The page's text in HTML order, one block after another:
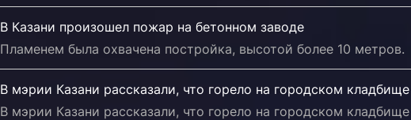
В Казани произошел пожар на бетонном заводе
Пламенем была охвачена постройка, высотой более 10 метров.
В мэрии Казани рассказали, что горело на городском кладбище
В мэрии Казани рассказали, что горело на городском кладбище